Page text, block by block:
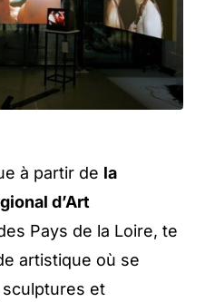
à partir de la
d’Art
Pays de la Loire, te
artistique où se
et